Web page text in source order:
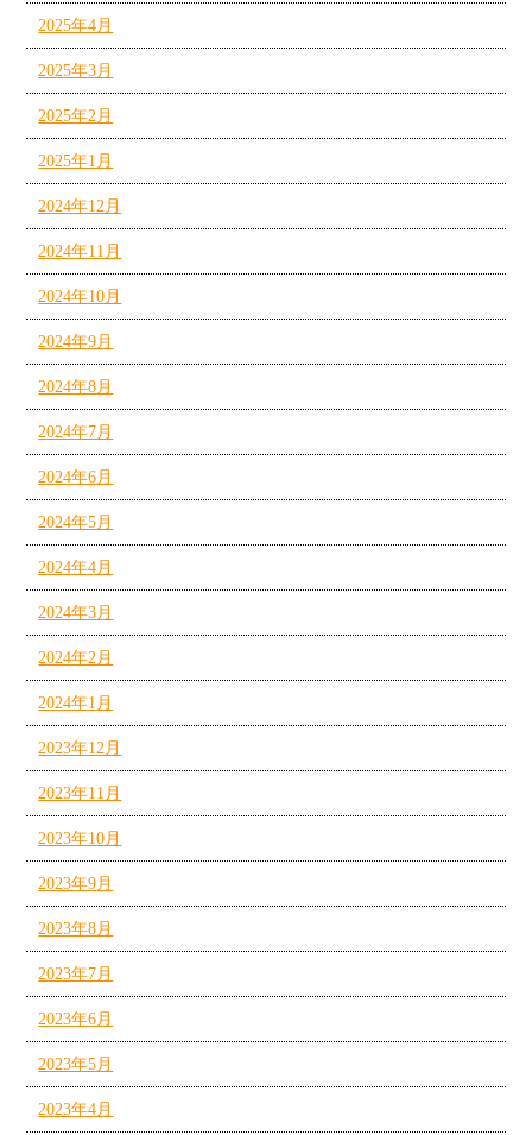
2025年4月
2025年3月
2025年2月
2025年1月
2024年12月
2024年11月
2024年10月
2024年9月
2024年8月
2024年7月
2024年6月
2024年5月
2024年4月
2024年3月
2024年2月
2024年1月
2023年12月
2023年11月
2023年10月
2023年9月
2023年8月
2023年7月
2023年6月
2023年5月
2023年4月